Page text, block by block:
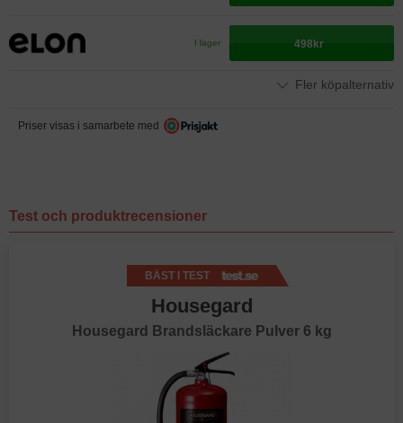
I lager 498kr
Fler köpalternativ
Priser visas i samarbete med
Test och produktrecensioner
BÄST I TEST
Housegard
Housegard Brandsläckare Pulver 6 kg